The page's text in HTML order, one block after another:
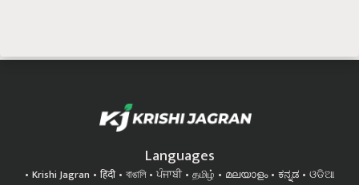
Languages
Krishi Jagran हिंदी বাঙালি ਪੰਜਾਬੀ தமிழ் മലയാളം ಕನ್ನಡ
ଓଡିଆ